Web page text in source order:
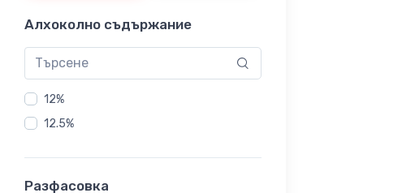
Алхоколно съдържание
12%
12.5%
Разфасовка